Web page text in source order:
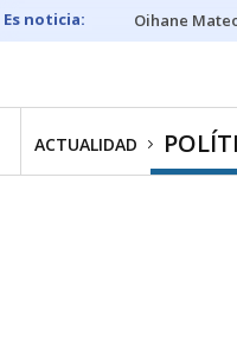
Oihane
ACTUALIDAD